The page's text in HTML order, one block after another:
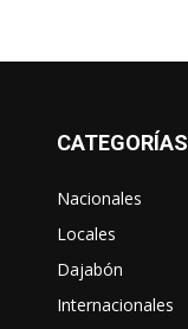
CATEGORÍAS
Nacionales
Locales
Dajabón
Internacionales